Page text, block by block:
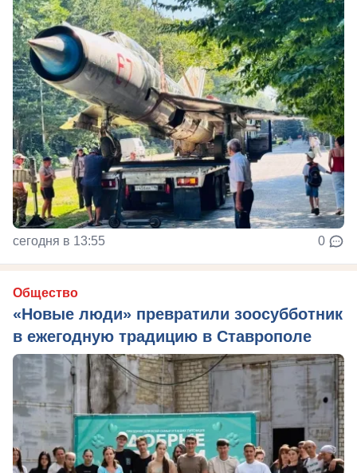
сегодня в 13:55 0
Общество
«Новые люди» превратили зоосубботник
в ежегодную традицию в Ставрополе